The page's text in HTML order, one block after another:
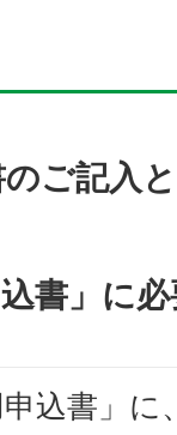
ご記入
書」に
込書」